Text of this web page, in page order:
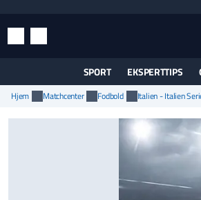
SPORT EKSPERTTIPS
Hjem Matchcenter Fodbold Italien - Italien